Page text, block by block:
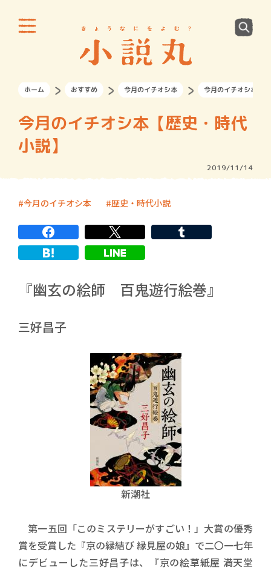
ホーム おすすめ 今月のイチオシ本 今月のイチオシ本【
今月のイチオシ本【歴史・時代
小説】
2019/11/14
今月のイチオシ本 歴史・時代小説
『幽玄の絵師 百鬼遊行絵巻』
三好昌子
新潮社
第一五回「このミステリーがすごい！」大賞の優秀
賞を受賞した『京の縁結び 縁見屋の娘』で二〇一七年
にデビューした三好昌子は、『京の絵草紙屋 満天堂